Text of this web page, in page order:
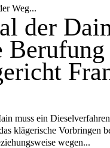
Weg...
der
muss ein
klägerische Vorbringen
wegen...